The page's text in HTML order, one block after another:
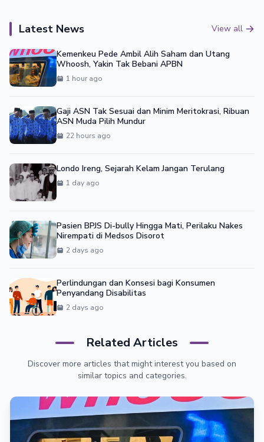
Latest News View all
Kemenkeu Pede Ambil Alih Saham dan Utang
Whoosh, Yakin Tak Bebani APBN
1 hour ago
Gaji ASN Tak Sesuai dan Minim Meritokrasi, Ribuan
ASN Muda Pilih Mundur
22 hours ago
Londo Ireng, Sejarah Kelam Jangan Terulang
1 day ago
Pasien BPJS Di-bully Hingga Mati, Perilaku Nakes
Nirempati di Medsos Disorot
2 days ago
Perlindungan dan Konsesi bagi Konsumen
Penyandang Disabilitas
2 days ago
Related Articles
Discover more articles that might interest you based on
similar topics and categories.